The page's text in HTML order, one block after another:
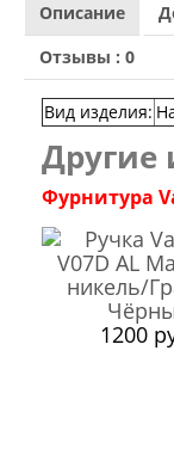
Двери Про
Двери
Описание
Отзывы : 0
Вид изделия:
Другие
Фурнитура
1200